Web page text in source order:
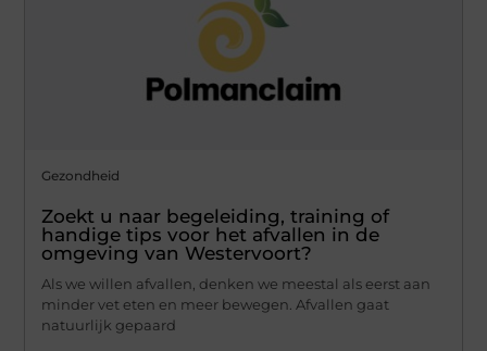
Gezondheid
Zoekt u naar begeleiding, training of
handige tips voor het afvallen in de
omgeving van Westervoort?
Als we willen afvallen, denken we meestal als eerst aan
minder vet eten en meer bewegen. Afvallen gaat
natuurlijk gepaard